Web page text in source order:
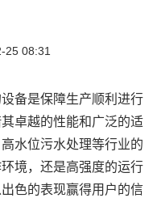
25 08:31
备是保障生产顺利进行
卓越的性能和广泛的适
水位污水处理等行业的
境，还是高强度的运行
色的表现赢得用户的信